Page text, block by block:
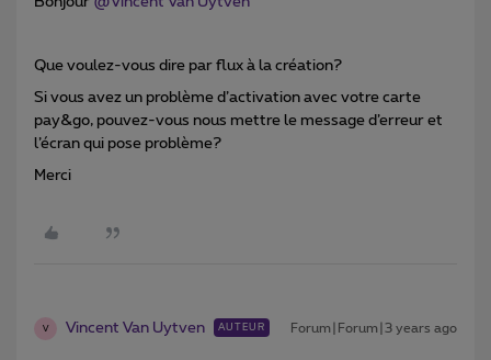
Que voulez-vous dire par flux à la création?
Si vous avez un problème d’activation avec votre carte
pay&go, pouvez-vous nous mettre le message d’erreur et
l’écran qui pose problème?
Merci
V Vincent Van Uytven AUTEUR Forum|Forum|3 years ago